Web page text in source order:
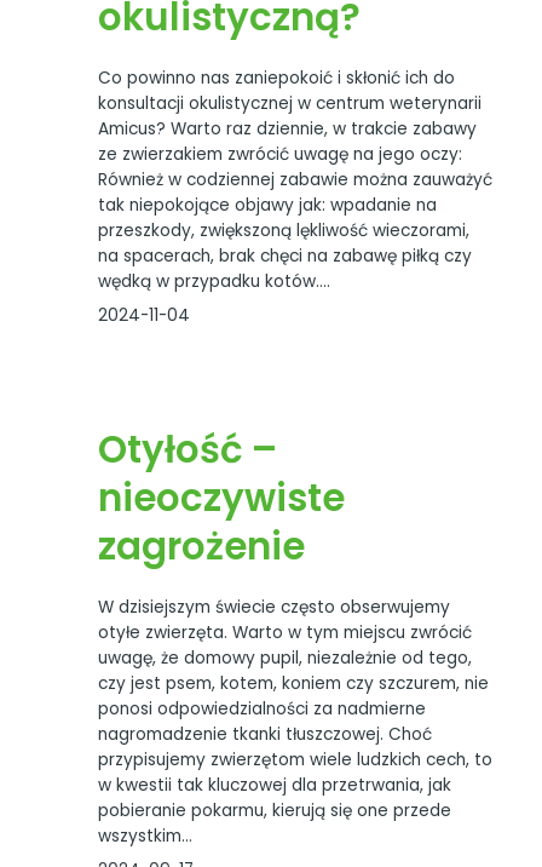
okulistyczną?
Co powinno nas zaniepokoić i skłonić ich do
konsultacji okulistycznej w centrum weterynarii
Amicus? Warto raz dziennie, w trakcie zabawy
ze zwierzakiem zwrócić uwagę na jego oczy:
Również w codziennej zabawie można zauważyć
tak niepokojące objawy jak: wpadanie na
przeszkody, zwiększoną lękliwość wieczorami,
na spacerach, brak chęci na zabawę piłką czy
wędką w przypadku kotów.…
2024-11-04
Otyłość –
nieoczywiste
zagrożenie
W dzisiejszym świecie często obserwujemy
otyłe zwierzęta. Warto w tym miejscu zwrócić
uwagę, że domowy pupil, niezależnie od tego,
czy jest psem, kotem, koniem czy szczurem, nie
ponosi odpowiedzialności za nadmierne
nagromadzenie tkanki tłuszczowej. Choć
przypisujemy zwierzętom wiele ludzkich cech, to
w kwestii tak kluczowej dla przetrwania, jak
pobieranie pokarmu, kierują się one przede
wszystkim…